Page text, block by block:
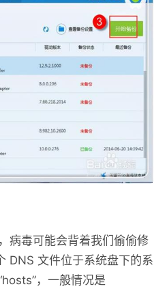
病毒可能会背着我们偷偷修
DNS 文件位于系统盘下的系
，一般情况是